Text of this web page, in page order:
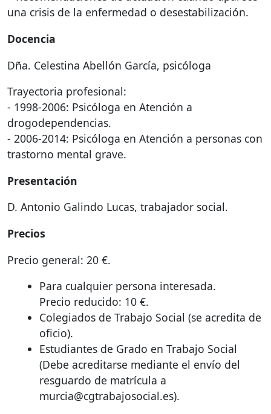
una crisis de la enfermedad o desestabilización.
Docencia
Dña. Celestina Abellón García, psicóloga
Trayectoria profesional:
- 1998-2006: Psicóloga en Atención a
drogodependencias.
- 2006-2014: Psicóloga en Atención a personas con
trastorno mental grave.
Presentación
D. Antonio Galindo Lucas, trabajador social.
Precios
Precio general: 20 €.
Para cualquier persona interesada.
Precio reducido: 10 €.
Colegiados de Trabajo Social (se acredita de
oficio).
Estudiantes de Grado en Trabajo Social
(Debe acreditarse mediante el envío del
resguardo de matrícula a
murcia@cgtrabajosocial.es).